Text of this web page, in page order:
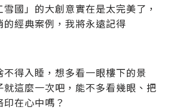
國」的大創意實在是太完美了，
經典案例，我將永遠記得
不得入睡，想多看一眼樓下的景
這麼一次吧，能不多看幾眼、把
在心中嗎？